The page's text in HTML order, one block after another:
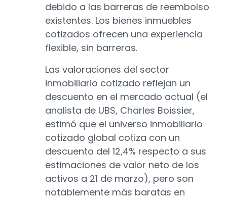
debido a las barreras de reembolso
existentes. Los bienes inmuebles
cotizados ofrecen una experiencia
flexible, sin barreras.
Las valoraciones del sector
inmobiliario cotizado reflejan un
descuento en el mercado actual (el
analista de UBS, Charles Boissier,
estimó que el universo inmobiliario
cotizado global cotiza con un
descuento del 12,4% respecto a sus
estimaciones de valor neto de los
activos a 21 de marzo), pero son
notablemente más baratas en